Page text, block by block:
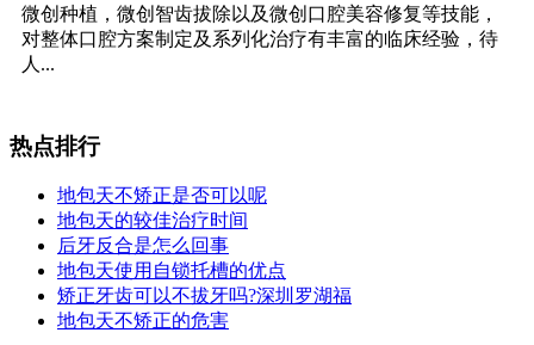
微创种植，微创智齿拔除以及微创口腔美容修复等技能，
对整体口腔方案制定及系列化治疗有丰富的临床经验，待
人...
热点排行
地包天不矫正是否可以呢
地包天的较佳治疗时间
后牙反合是怎么回事
地包天使用自锁托槽的优点
矫正牙齿可以不拔牙吗?深圳罗湖福
地包天不矫正的危害